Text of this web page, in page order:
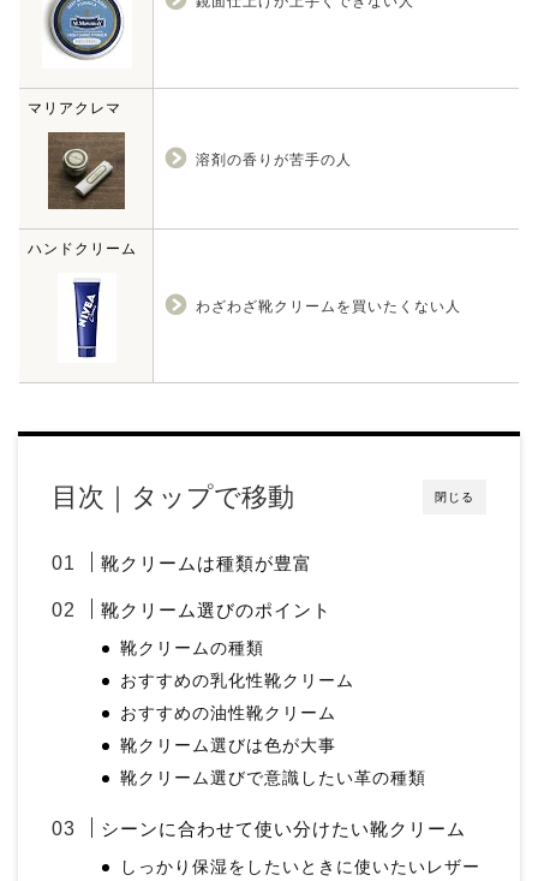
マリアクレマ
溶剤の香りが苦手の人
ハンドクリーム
わざわざ靴クリームを買いたくない人
閉じる
目次｜タップで移動
靴クリームは種類が豊富
靴クリーム選びのポイント
靴クリームの種類
おすすめの乳化性靴クリーム
おすすめの油性靴クリーム
靴クリーム選びは色が大事
靴クリーム選びで意識したい革の種類
シーンに合わせて使い分けたい靴クリーム
しっかり保湿をしたいときに使いたいレザー